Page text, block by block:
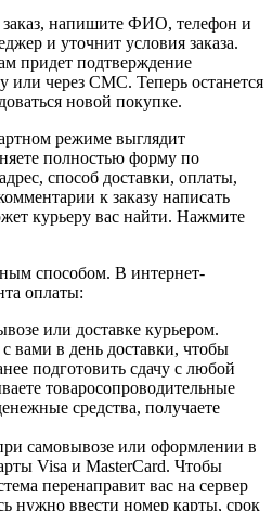
напишите ФИО, телефон и
и уточнит условия заказа.
придет подтверждение
или через СМС. Теперь останется
новой покупке.
режиме выглядит
полностью форму по
способ доставки, оплаты,
к заказу написать
курьеру вас найти. Нажмите
способом. В интернет-
оплаты:
или доставке курьером.
вами в день доставки, чтобы
подготовить сдачу с любой
товаросопроводительные
средства, получаете
самовывозе или оформлении в
Visa и MasterCard. Чтобы
перенаправит вас на сервер
нужно ввести номер карты, срок